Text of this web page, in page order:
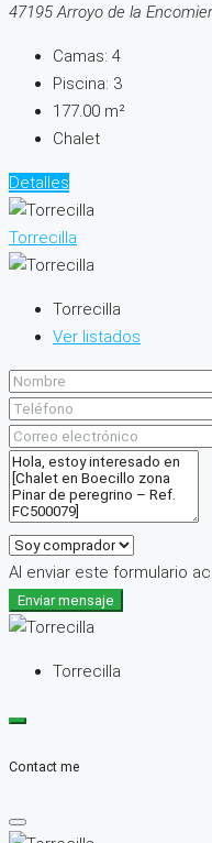
47195 Arroyo de la
Camas: 4
Piscina: 3
177.00 m²
Chalet
Detalles
Torrecilla
Torrecilla
Ver listados
Al enviar este formulario
Enviar mensaje
Torrecilla
Contact me